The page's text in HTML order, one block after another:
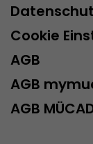
Cookie
AGB
AGB
AGB
die Zeit
aktive
welche ein